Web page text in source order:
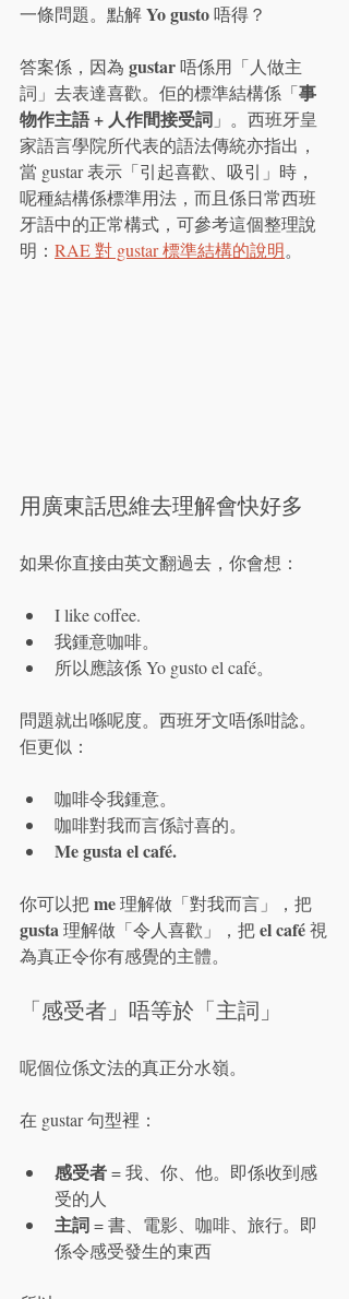
一條問題。點解 Yo gusto 唔得？
答案係，因為 gustar 唔係用「人做主
詞」去表達喜歡。佢的標準結構係「事
物作主語 + 人作間接受詞 」。西班牙皇
家語言學院所代表的語法傳統亦指出，
當 gustar 表示「引起喜歡、吸引」時，
呢種結構係標準用法，而且係日常西班
牙語中的正常構式，可參考這個整理說
明： RAE 對 gustar 標準結構的說明。
用廣東話思維去理解會快好多
如果你直接由英文翻過去，你會想：
I like coffee.
我鍾意咖啡。
所以應該係 Yo gusto el café。
問題就出喺呢度。西班牙文唔係咁諗。
佢更似：
咖啡令我鍾意。
咖啡對我而言係討喜的。
Me gusta el café.
你可以把 me 理解做「對我而言」，把
gusta 理解做「令人喜歡」，把 el café 視
為真正令你有感覺的主體。
「感受者」唔等於「主詞」
呢個位係文法的真正分水嶺。
在 gustar 句型裡：
感受者 = 我、你、他。即係收到感
受的人
主詞 = 書、電影、咖啡、旅行。即
係令感受發生的東西